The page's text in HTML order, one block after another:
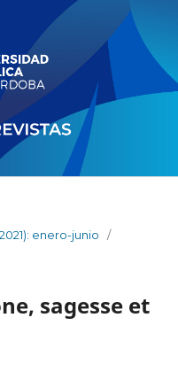
enero-junio
/
sagesse et